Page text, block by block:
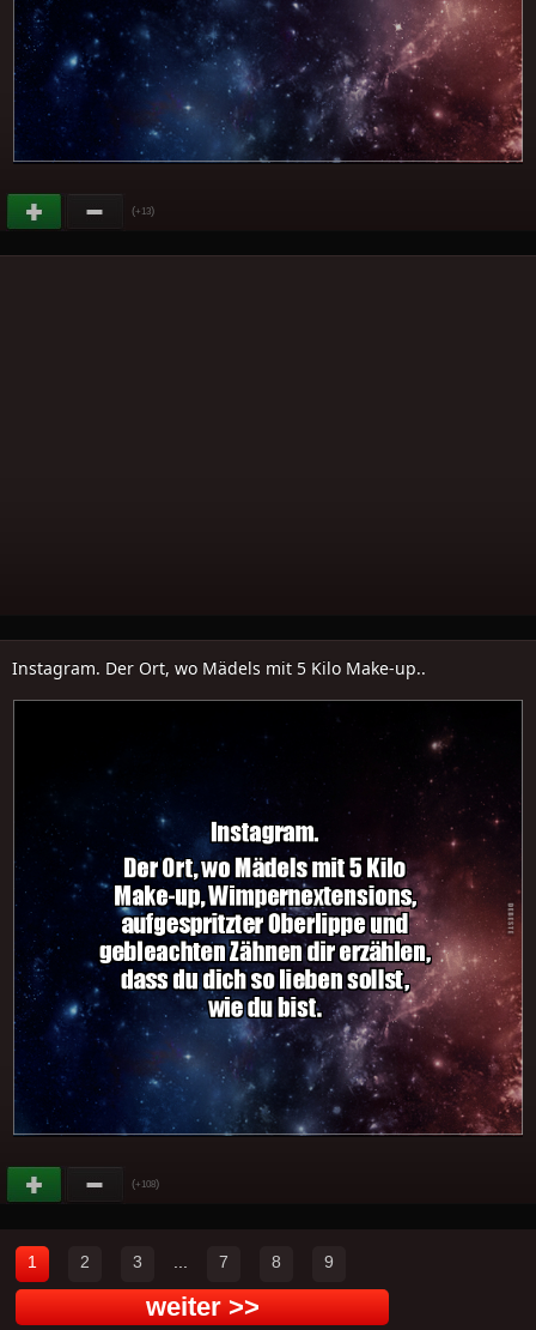
(+13)
Instagram. Der Ort, wo Mädels mit 5 Kilo Make-up..
(+108)
1 2 3 ... 7 8 9
weiter >>